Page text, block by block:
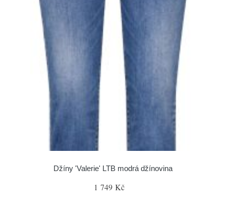
Džíny 'Valerie' LTB modrá džínovina
1 749 Kč